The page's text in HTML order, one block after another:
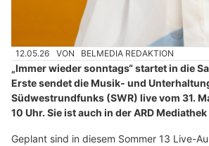
12.05.26 VON BELMEDIA REDAKTION
„Immer wieder sonntags“ startet in die
Erste sendet die Musik- und
Südwestrundfunks (SWR) live vom 31.
10 Uhr. Sie ist auch in der ARD
Geplant sind in diesem Sommer 13 Live-